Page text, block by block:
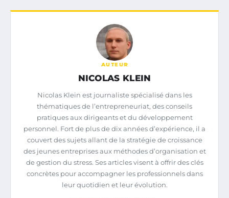
AUTEUR
NICOLAS KLEIN
Nicolas Klein est journaliste spécialisé dans les
thématiques de l’entrepreneuriat, des conseils
pratiques aux dirigeants et du développement
personnel. Fort de plus de dix années d’expérience, il a
couvert des sujets allant de la stratégie de croissance
des jeunes entreprises aux méthodes d’organisation et
de gestion du stress. Ses articles visent à offrir des clés
concrètes pour accompagner les professionnels dans
leur quotidien et leur évolution.